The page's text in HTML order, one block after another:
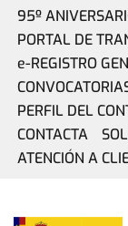
95º
PORTAL DE
e-REGISTRO
PERFIL DEL
CONTACTA
ATENCIÓN A